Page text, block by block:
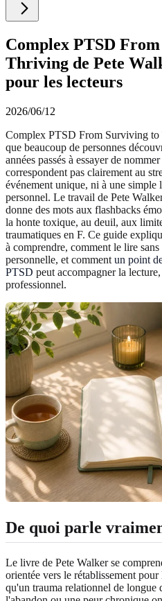
Complex PTSD
Thriving de Pete
pour les lecteurs
2026/06/12
Complex PTSD From Surviving
que beaucoup de personnes
années passés à essayer de
correspondent pas clairement au
événement unique, ni à une simple
personnel. Le travail de Pete
donne des mots aux flashbacks
la honte toxique, au deuil, aux
traumatiques en F. Ce guide
à comprendre, comment le lire
personnelle, et comment un point
PTSD peut accompagner la
professionnel.
De quoi parle
Le livre de Pete Walker se
orientée vers le rétablissement
qu'un trauma relationnel de longue